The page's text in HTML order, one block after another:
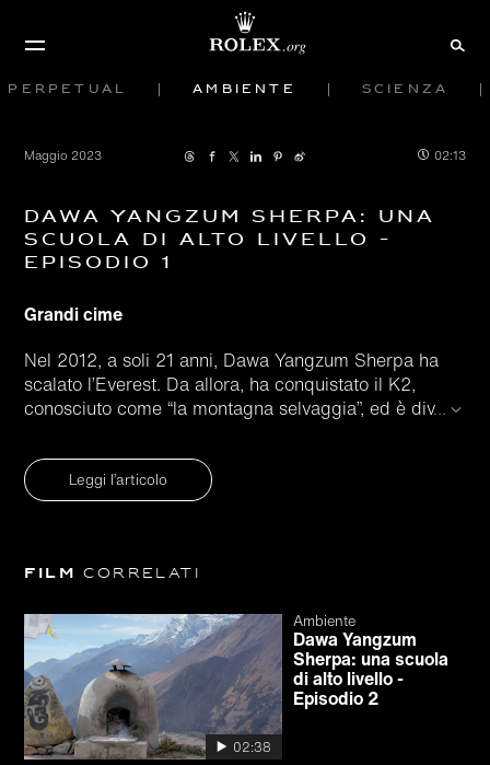
Perpetual Ambiente Scienza
Maggio 2023 02:13
Dawa Yangzum Sherpa: una
scuola di alto livello -
Episodio 1
Grandi cime
Nel 2012, a soli 21 anni, Dawa Yangzum Sherpa ha
scalato l’Everest. Da allora, ha conquistato il K2,
conosciuto come “la montagna selvaggia”, ed è div...
Leggi l’articolo
Film correlati
02:38
Ambiente
Dawa Yangzum
Sherpa: una scuola
di alto livello -
Episodio 2